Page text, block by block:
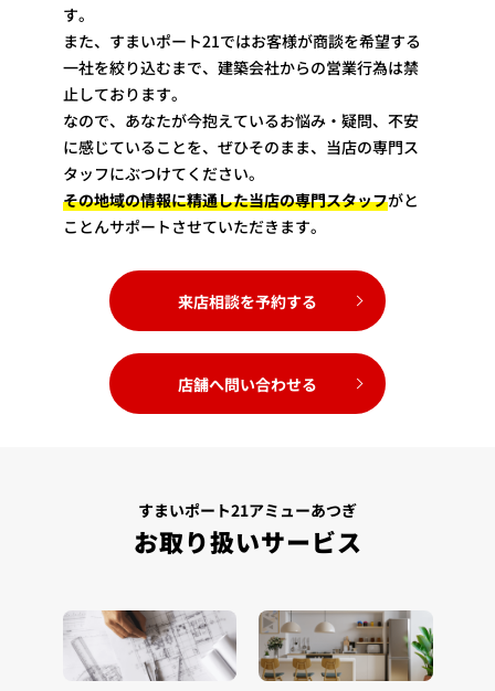
す。
また、すまいポート21ではお客様が商談を希望する
一社を絞り込むまで、建築会社からの営業行為は禁
止しております。
なので、あなたが今抱えているお悩み・疑問、不安
に感じていることを、ぜひそのまま、当店の専門ス
タッフにぶつけてください。
その地域の情報に精通した当店の専門スタッフがと
ことんサポートさせていただきます。
来店相談を予約する
店舗へ問い合わせる
すまいポート21アミューあつぎ
お取り扱いサービス